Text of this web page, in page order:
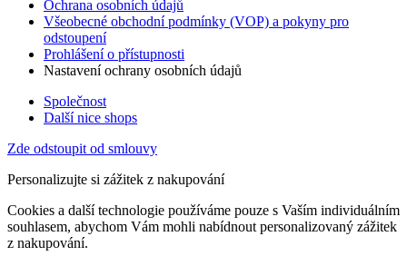
Ochrana osobních údajů
Všeobecné obchodní podmínky (VOP) a pokyny pro
odstoupení
Prohlášení o přístupnosti
Nastavení ochrany osobních údajů
Společnost
Další nice shops
Zde odstoupit od smlouvy
Personalizujte si zážitek z nakupování
Cookies a další technologie používáme pouze s Vaším individuálním
souhlasem, abychom Vám mohli nabídnout personalizovaný zážitek
z nakupování.